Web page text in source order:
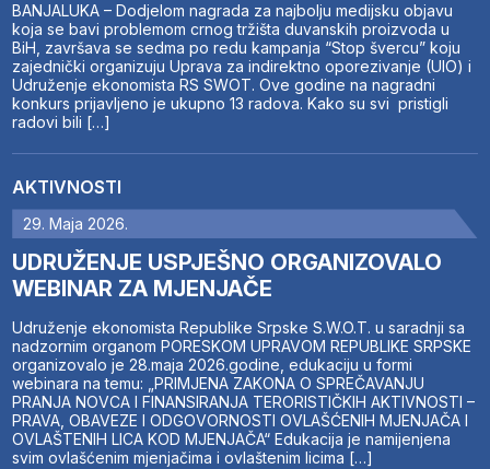
BANJALUKA – Dodjelom nagrada za najbolju medijsku objavu
koja se bavi problemom crnog tržišta duvanskih proizvoda u
BiH, završava se sedma po redu kampanja “Stop švercu” koju
zajednički organizuju Uprava za indirektno oporezivanje (UIO) i
Udruženje ekonomista RS SWOT. Ove godine na nagradni
konkurs prijavljeno je ukupno 13 radova. Kako su svi pristigli
radovi bili […]
AKTIVNOSTI
29. Maja 2026.
UDRUŽENJE USPJEŠNO ORGANIZOVALO
WEBINAR ZA MJENJAČE
Udruženje ekonomista Republike Srpske S.W.O.T. u saradnji sa
nadzornim organom PORESKOM UPRAVOM REPUBLIKE SRPSKE
organizovalo je 28.maja 2026.godine, edukaciju u formi
webinara na temu: „PRIMJENA ZAKONA O SPREČAVANJU
PRANJA NOVCA I FINANSIRANJA TERORISTIČKIH AKTIVNOSTI –
PRAVA, OBAVEZE I ODGOVORNOSTI OVLAŠĆENIH MJENJAČA I
OVLAŠTENIH LICA KOD MJENJAČA“ Edukacija je namijenjena
svim ovlašćenim mjenjačima i ovlaštenim licima […]